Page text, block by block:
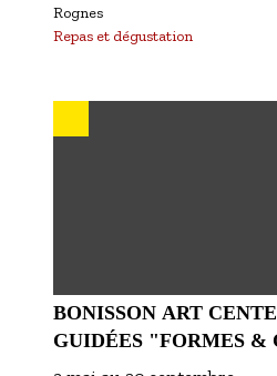
Rognes
Repas et dégustation
BONISSON ART
GUIDÉES "FORMES &